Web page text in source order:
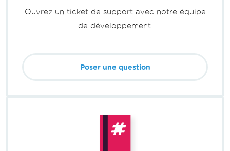
Ouvrez un ticket de support avec notre équipe
de développement.
Poser une question